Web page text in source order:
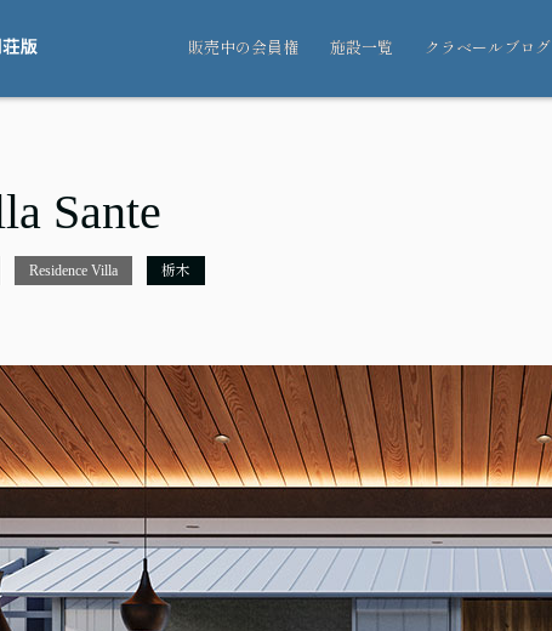
販売中の会員権 施設一覧 クラベールブログ
Sante
Residence Villa 栃木